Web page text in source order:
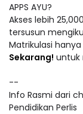
APPS AYU?
Akses lebih
tersusun
Matrikulasi
Sekarang! untuk
--
Info Rasmi dari
Pendidikan Perlis